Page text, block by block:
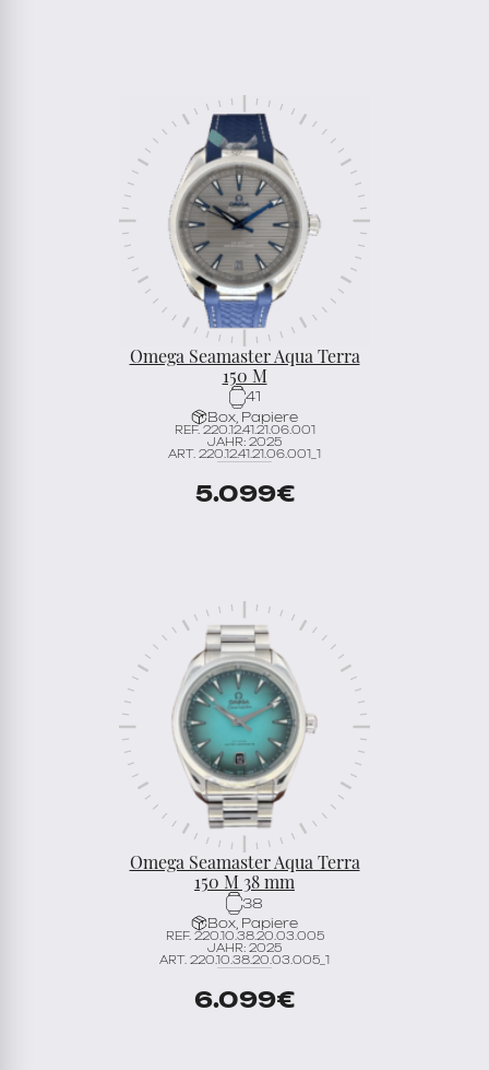
Omega Seamaster Aqua Terra
150 M
41
Box, Papiere
REF. 220.12.41.21.06.001
JAHR: 2025
ART. 220.12.41.21.06.001_1
5.099€
Omega Seamaster Aqua Terra
150 M 38 mm
38
Box, Papiere
REF. 220.10.38.20.03.005
JAHR: 2025
ART. 220.10.38.20.03.005_1
6.099€